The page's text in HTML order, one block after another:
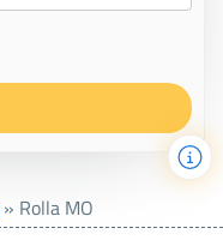
» Rolla MO